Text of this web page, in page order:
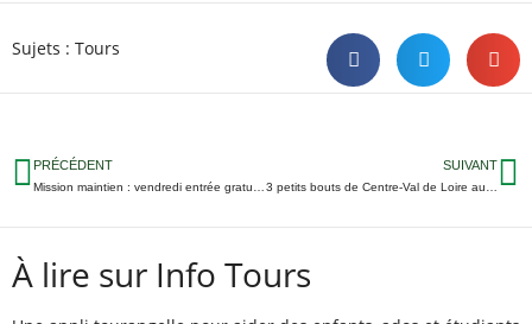
Sujets : Tours
PRÉCÉDENT SUIVANT
À lire sur Info Tours